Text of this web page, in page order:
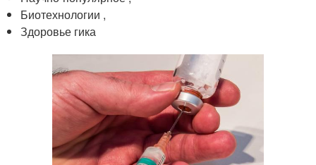
Биотехнологии ,
Здоровье гика